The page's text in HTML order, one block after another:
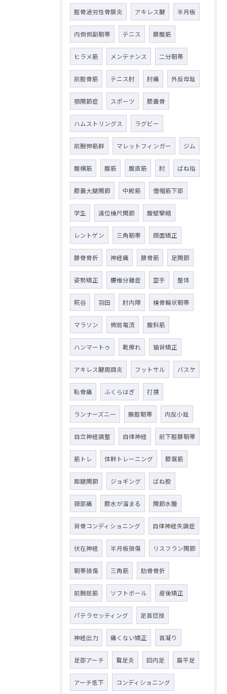
脛骨過労性骨膜炎 アキレス腱 半月板
内側側副靭帯 テニス 腓腹筋
ヒラメ筋 メンテナンス 二分靭帯
前脛骨筋 テニス肘 肘痛 外反母趾
顎関節症 スポーツ 膝蓋骨
ハムストリングス ラグビー
前腕伸筋群 マレットフィンガー ジム
腹横筋 腹筋 腹直筋 肘 ばね指
膝蓋大腿関節 中殿筋 僧帽筋下部
学生 遠位橈尺関節 腹壁攣縮
レントゲン 三角靭帯 顔面矯正
腓骨骨折 神経痛 腓骨筋 足関節
姿勢矯正 腰椎分離症 空手 整体
糀谷 羽田 肘内障 橈骨輪状靭帯
マラソン 微弱電流 腹斜筋
ハンマートゥ 靴擦れ 猫背矯正
アキレス腱周囲炎 フットサル バスケ
恥骨痛 ふくらはぎ 打撲
ランナーズニー 腸脛靭帯 内反小趾
自立神経調整 自律神経 前下脛腓靭帯
筋トレ 体幹トレーニング 膝窩筋
距腿関節 ジョギング ばね股
頸部痛 膝水が溜まる 関節水腫
背骨コンディショニング 自律神経失調症
伏在神経 半月板損傷 リスフラン関節
靭帯損傷 三角筋 肋骨骨折
前腕屈筋 ソフトボール 産後矯正
パテラセッティング 足首捻挫
神経出力 痛くない矯正 首凝り
足部アーチ 鵞足炎 回内足 扁平足
アーチ低下 コンディショニング